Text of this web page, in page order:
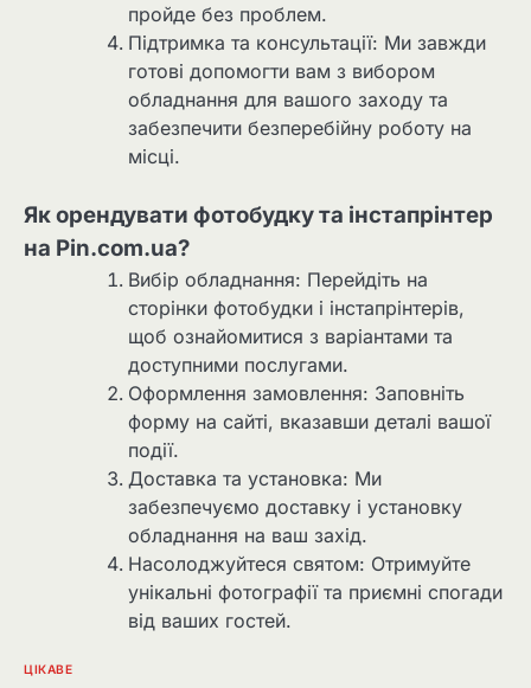
пройде без проблем.
Підтримка та консультації: Ми завжди
готові допомогти вам з вибором
обладнання для вашого заходу та
забезпечити безперебійну роботу на
місці.
Як орендувати фотобудку та інстапрінтер
на Pin.com.ua?
Вибір обладнання: Перейдіть на
сторінки фотобудки і інстапрінтерів,
щоб ознайомитися з варіантами та
доступними послугами.
Оформлення замовлення: Заповніть
форму на сайті, вказавши деталі вашої
події.
Доставка та установка: Ми
забезпечуємо доставку і установку
обладнання на ваш захід.
Насолоджуйтеся святом: Отримуйте
унікальні фотографії та приємні спогади
від ваших гостей.
ЦІКАВЕ